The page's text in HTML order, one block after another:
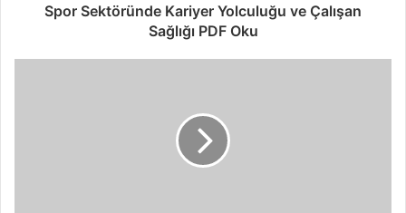
Spor Sektöründe Kariyer Yolculuğu ve Çalışan
Sağlığı PDF Oku